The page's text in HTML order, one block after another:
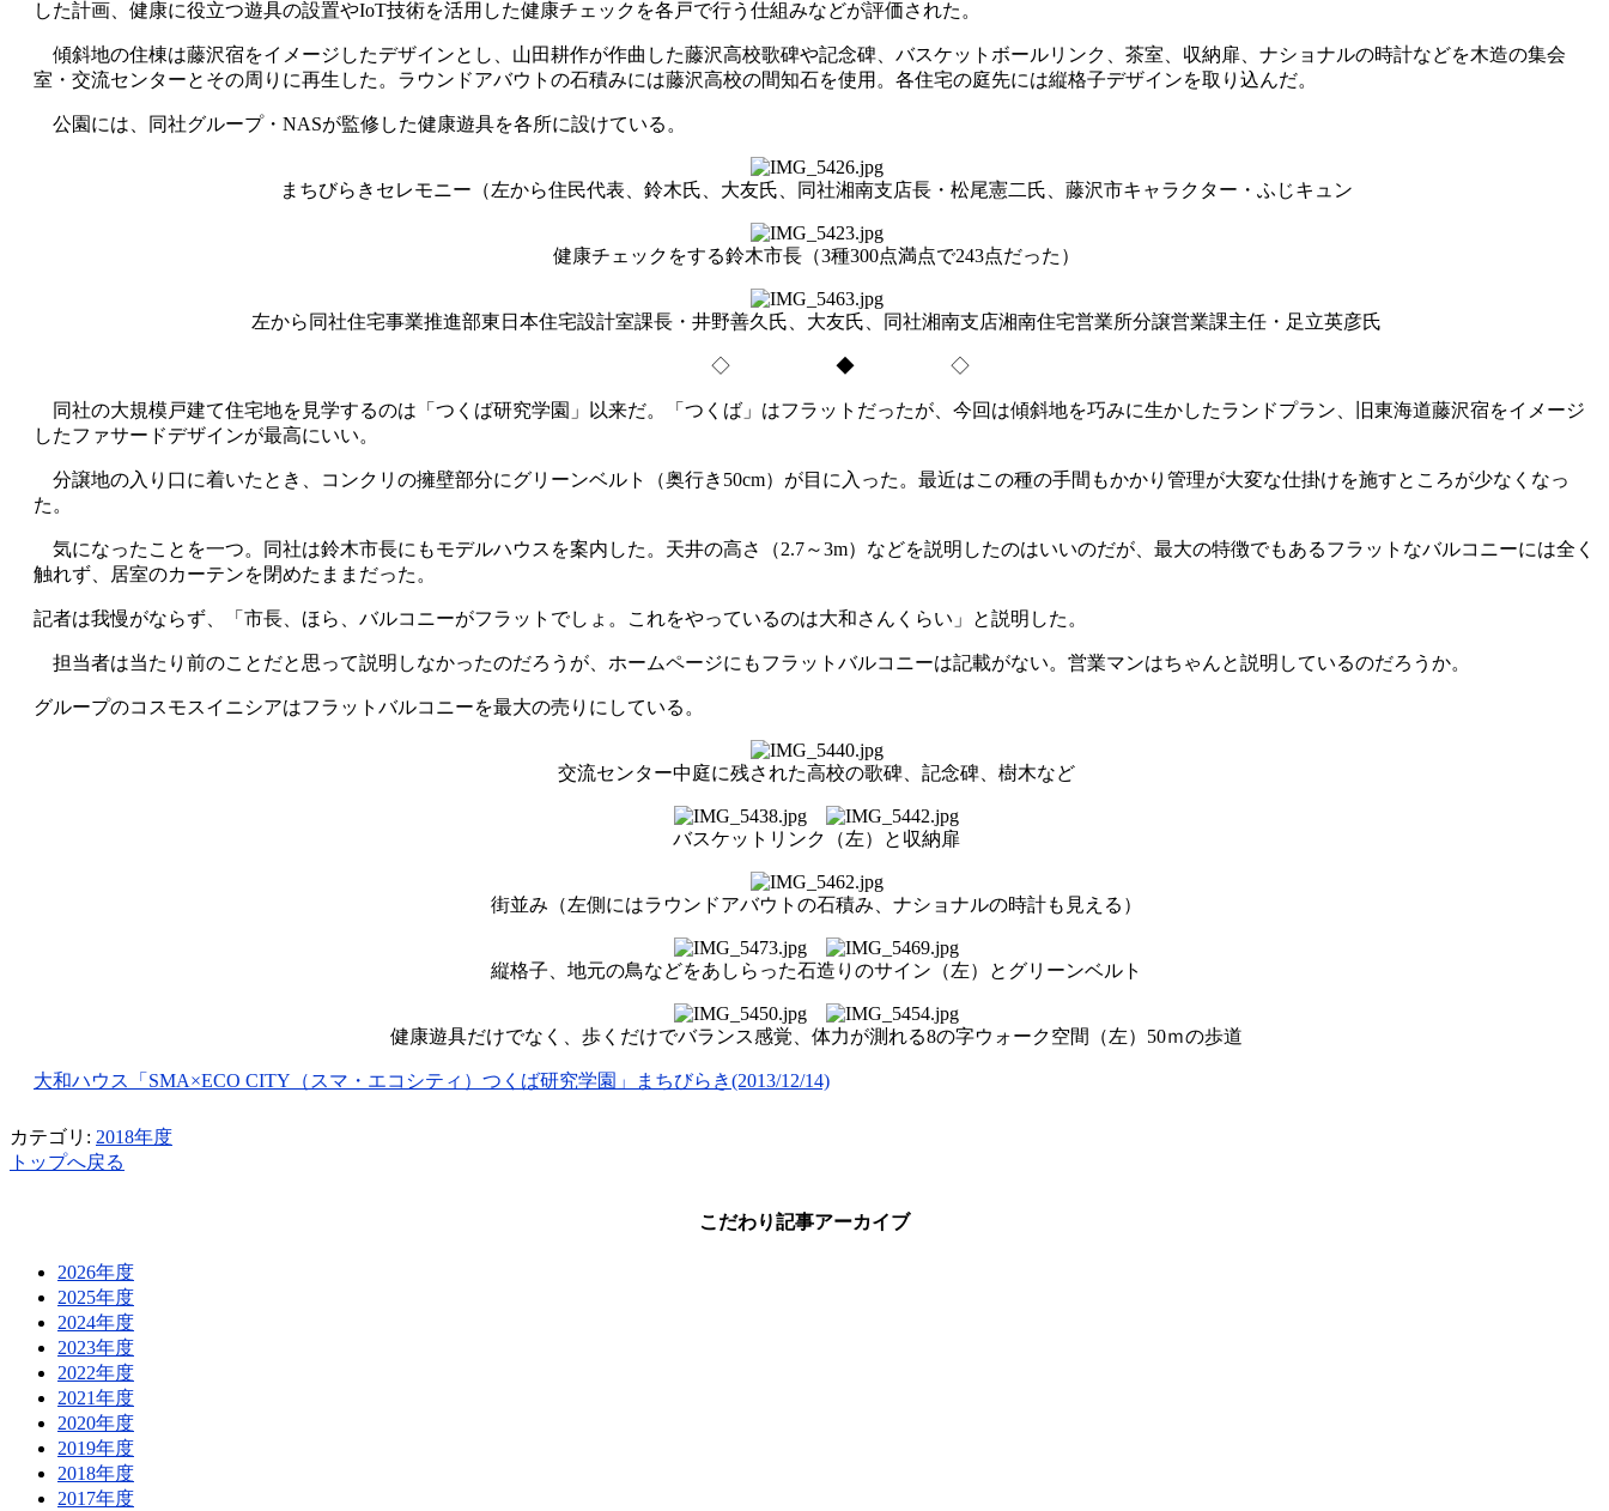
した計画、健康に役立つ遊具の設置やIoT技術を活用した健康チェックを各戸で行う仕組みなどが評価された。
傾斜地の住棟は藤沢宿をイメージしたデザインとし、山田耕作が作曲した藤沢高校歌碑や記念碑、バスケットボールリンク、茶室、収納扉、ナショナルの時計などを木造の集会
室・交流センターとその周りに再生した。ラウンドアバウトの石積みには藤沢高校の間知石を使用。各住宅の庭先には縦格子デザインを取り込んだ。
公園には、同社グループ・NASが監修した健康遊具を各所に設けている。
まちびらきセレモニー（左から住民代表、鈴木氏、大友氏、同社湘南支店長・松尾憲二氏、藤沢市キャラクター・ふじキュン
健康チェックをする鈴木市長（3種300点満点で243点だった）
左から同社住宅事業推進部東日本住宅設計室課長・井野善久氏、大友氏、同社湘南支店湘南住宅営業所分譲営業課主任・足立英彦氏
◇ ◆ ◇
同社の大規模戸建て住宅地を見学するのは「つくば研究学園」以来だ。「つくば」はフラットだったが、今回は傾斜地を巧みに生かしたランドプラン、旧東海道藤沢宿をイメージ
したファサードデザインが最高にいい。
分譲地の入り口に着いたとき、コンクリの擁壁部分にグリーンベルト（奥行き50cm）が目に入った。最近はこの種の手間もかかり管理が大変な仕掛けを施すところが少なくなっ
た。
気になったことを一つ。同社は鈴木市長にもモデルハウスを案内した。天井の高さ（2.7～3m）などを説明したのはいいのだが、最大の特徴でもあるフラットなバルコニーには全く
触れず、居室のカーテンを閉めたままだった。
記者は我慢がならず、「市長、ほら、バルコニーがフラットでしょ。これをやっているのは大和さんくらい」と説明した。
担当者は当たり前のことだと思って説明しなかったのだろうが、ホームページにもフラットバルコニーは記載がない。営業マンはちゃんと説明しているのだろうか。
グループのコスモスイニシアはフラットバルコニーを最大の売りにしている。
交流センター中庭に残された高校の歌碑、記念碑、樹木など
バスケットリンク（左）と収納扉
街並み（左側にはラウンドアバウトの石積み、ナショナルの時計も見える）
縦格子、地元の鳥などをあしらった石造りのサイン（左）とグリーンベルト
健康遊具だけでなく、歩くだけでバランス感覚、体力が測れる8の字ウォーク空間（左）50ｍの歩道
大和ハウス「SMA×ECO CITY（スマ・エコシティ）つくば研究学園」まちびらき(2013/12/14)
カテゴリ: 2018年度
トップへ戻る
こだわり記事アーカイブ
2026年度
2025年度
2024年度
2023年度
2022年度
2021年度
2020年度
2019年度
2018年度
2017年度